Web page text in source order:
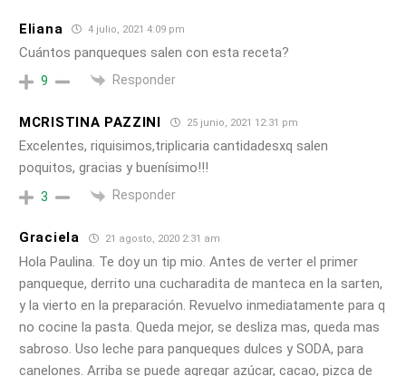
Eliana 4 julio, 2021 4:09 pm
Cuántos panqueques salen con esta receta?
9 Responder
MCRISTINA PAZZINI 25 junio, 2021 12:31 pm
Excelentes, riquisimos,triplicaria cantidadesxq salen
poquitos, gracias y buenísimo!!!
3 Responder
Graciela 21 agosto, 2020 2:31 am
Hola Paulina. Te doy un tip mio. Antes de verter el primer
panqueque, derrito una cucharadita de manteca en la sarten,
y la vierto en la preparación. Revuelvo inmediatamente para q
no cocine la pasta. Queda mejor, se desliza mas, queda mas
sabroso. Uso leche para panqueques dulces y SODA, para
canelones. Arriba se puede agregar azúcar, cacao, pizca de